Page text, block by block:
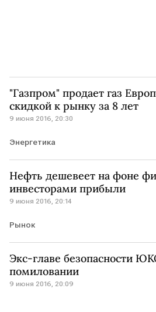
"Газпром" продает газ
скидкой к рынку за 8 лет
9 июня 2016, 20:30
Энергетика
Диверсификация поставок газа в
Нефть дешевеет на фоне
инвесторами прибыли
9 июня 2016, 20:14
Рынок
Экс-главе безопасности
помиловании
9 июня 2016, 20:09